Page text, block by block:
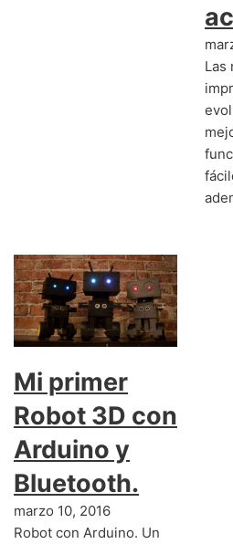
Las
Mi primer
Robot 3D con
Arduino y
Bluetooth.
marzo 10, 2016
Robot con Arduino. Un